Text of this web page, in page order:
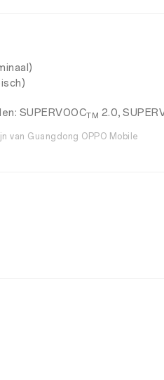
SUPERVOOCTM 2.0,
van Guangdong OPPO Mobile